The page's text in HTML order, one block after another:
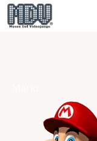
Pasar
al